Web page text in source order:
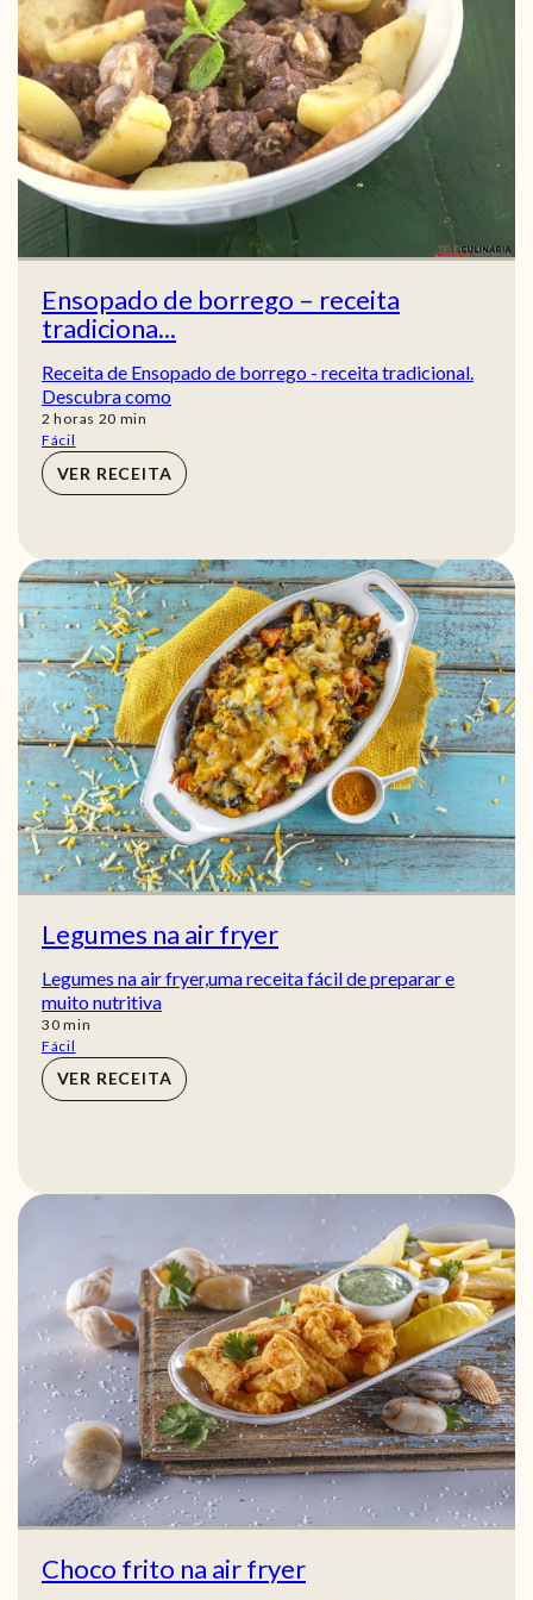
Ensopado de borrego – receita
tradiciona...
Receita de Ensopado de borrego - receita tradicional.
Descubra como
2 horas
horas 20 min
min
Fácil
VER RECEITA
Legumes na air fryer
Legumes na air fryer,uma receita fácil de preparar e
muito nutritiva
30min
min
Fácil
VER RECEITA
Choco frito na air fryer